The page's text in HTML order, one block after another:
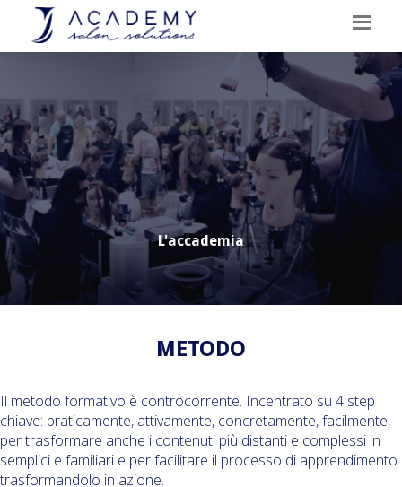
L'accademia
METODO
Il metodo formativo è controcorrente. Incentrato su 4 step
chiave: praticamente, attivamente, concretamente, facilmente,
per trasformare anche i contenuti più distanti e complessi in
semplici e familiari e per facilitare il processo di apprendimento
trasformandolo in azione.